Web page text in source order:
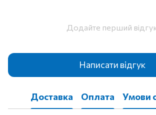
Додайте перший
Написати відгук
Доставка Оплата Умови